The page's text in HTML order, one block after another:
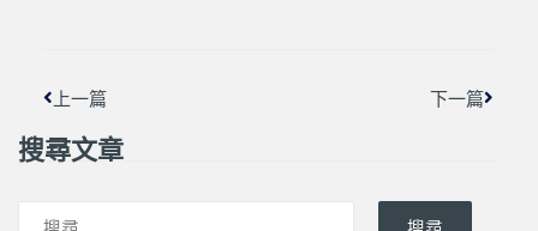
上一篇 下一篇
搜尋文章